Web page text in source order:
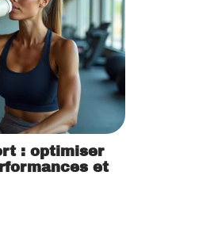
: optimiser
et